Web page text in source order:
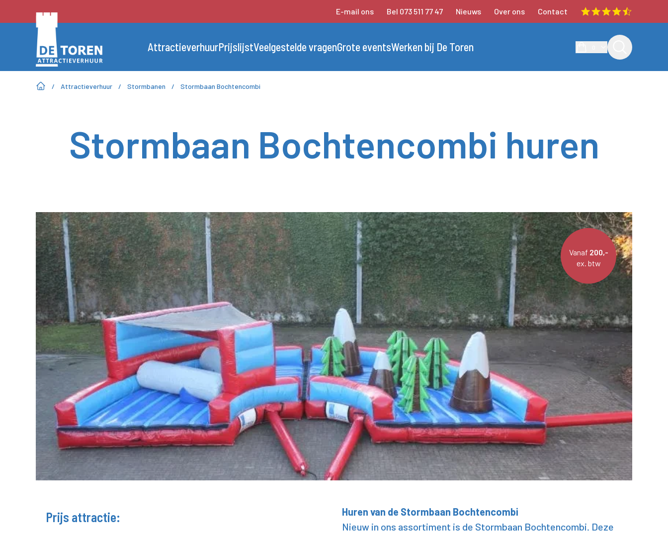
E-mail ons Bel 073 511 77 47 Nieuws Over ons Contact
AttractieverhuurPrijslijstVeelgestelde vragenGrote eventsWerken bij De Toren
/ Attractieverhuur / Stormbanen / Stormbaan Bochtencombi
Stormbaan Bochtencombi huren
Vanaf 200,-
ex. btw
Prijs attractie:
Huren van de Stormbaan Bochtencombi
Nieuw in ons assortiment is de Stormbaan Bochtencombi. Deze